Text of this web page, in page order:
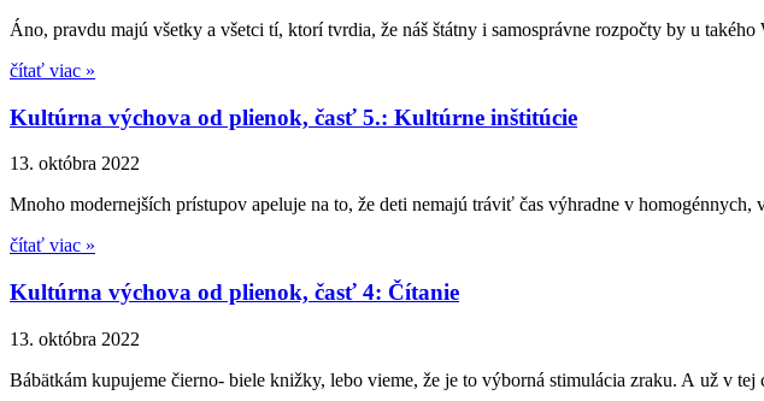
Áno, pravdu majú všetky a všetci tí, ktorí tvrdia, že náš štátny i samosprávne rozpočty by u
čítať viac »
Kultúrna výchova od plienok, časť 5.: Kultúrne inštitúcie
13. októbra 2022
Mnoho modernejších prístupov apeluje na to, že deti nemajú tráviť čas výhradne v
čítať viac »
Kultúrna výchova od plienok, časť 4: Čítanie
13. októbra 2022
Bábätkám kupujeme čierno- biele knižky, lebo vieme, že je to výborná stimulácia zraku. A už v